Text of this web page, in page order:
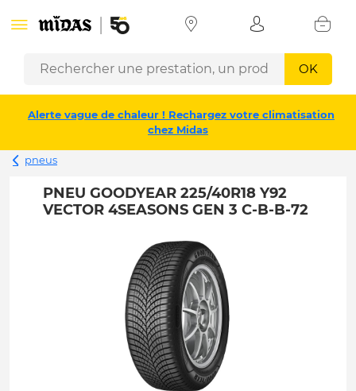
OK
Alerte vague de chaleur ! Rechargez votre climatisation
chez Midas
pneus
PNEU GOODYEAR 225/40R18 Y92
VECTOR 4SEASONS GEN 3 C-B-B-72